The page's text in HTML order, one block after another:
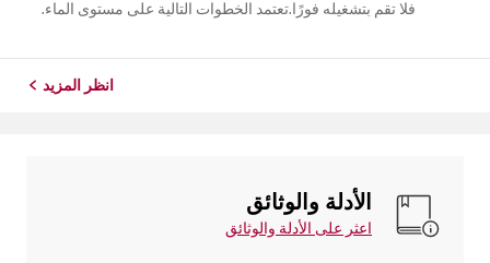
فلا تقم بتشغيله فورًا.تعتمد الخطوات التالية على مستوى الماء.
انظر المزيد
الأدلة والوثائق
اعثر على الأدلة والوثائق